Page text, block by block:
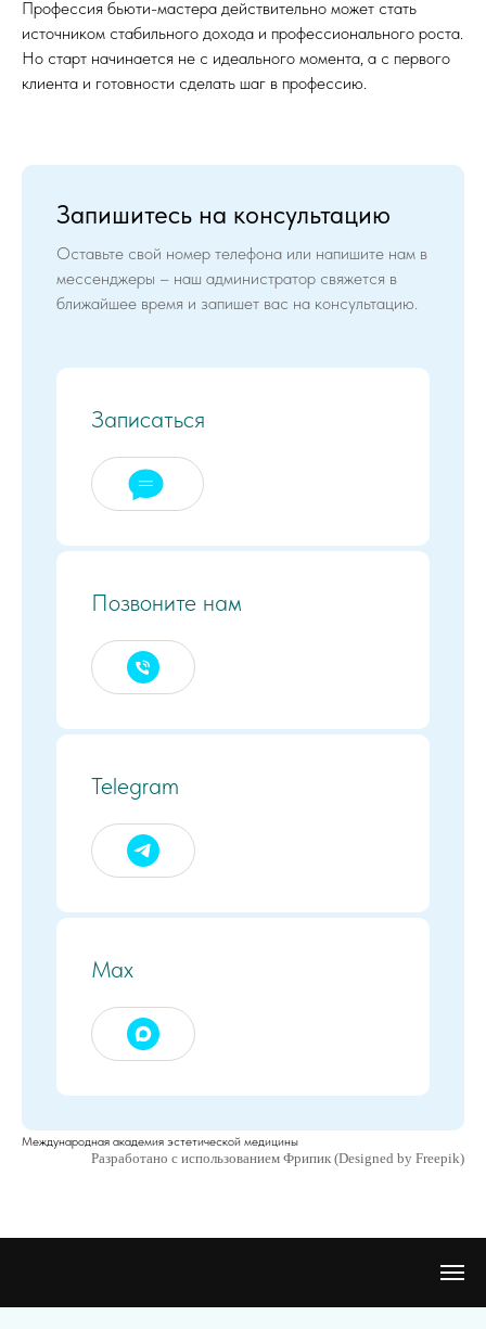
Профессия бьюти-мастера действительно может стать
источником стабильного дохода и профессионального роста.
Но старт начинается не с идеального момента, а с первого
клиента и готовности сделать шаг в профессию.
Запишитесь на консультацию
Оставьте свой номер телефона или напишите нам в
мессенджеры – наш администратор свяжется в
ближайшее время и запишет вас на консультацию.
Записаться
Позвоните нам
Telegram
Max
Международная академия эстетической медицины
Разработано с использованием Фрипик (Designed by Freepik)